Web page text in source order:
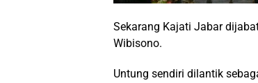
Sekarang Kajati Jabar
Wibisono.
Untung sendiri dilantik